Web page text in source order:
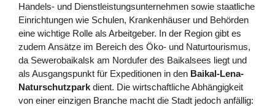
Handels- und Dienstleistungsunternehmen sowie staatliche
Einrichtungen wie Schulen, Krankenhäuser und Behörden
eine wichtige Rolle als Arbeitgeber. In der Region gibt es
zudem Ansätze im Bereich des Öko- und Naturtourismus,
da Sewerobaikalsk am Nordufer des Baikalsees liegt und
als Ausgangspunkt für Expeditionen in den Baikal-Lena-
Naturschutzpark dient. Die wirtschaftliche Abhängigkeit
von einer einzigen Branche macht die Stadt jedoch anfällig: